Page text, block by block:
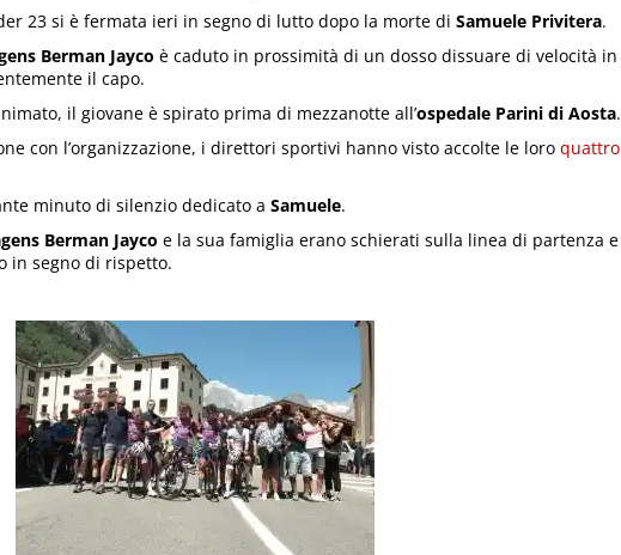
23 si è fermata ieri in segno di lutto dopo la morte di Samuele Privitera.
Berman Jayco è caduto in prossimità di un dosso dissuare di velocità in
il capo.
il giovane è spirato prima di mezzanotte all’ospedale Parini di Aosta.
con l’organizzazione, i direttori sportivi hanno visto accolte le loro quattro
minuto di silenzio dedicato a Samuele.
Berman Jayco e la sua famiglia erano schierati sulla linea di partenza e
in segno di rispetto.